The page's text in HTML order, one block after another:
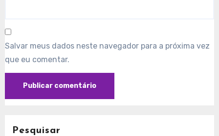
Salvar meus dados neste navegador para a próxima vez
que eu comentar.
Pesquisar